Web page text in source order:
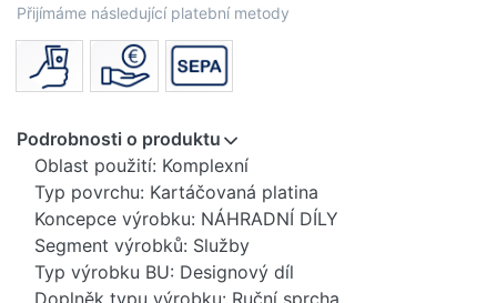
Přijímáme následující platební metody
Podrobnosti o produktu
Oblast použití: Komplexní
Typ povrchu: Kartáčovaná platina
Koncepce výrobku: NÁHRADNÍ DÍLY
Segment výrobků: Služby
Typ výrobku BU: Designový díl
Doplněk typu výrobku: Ruční sprcha